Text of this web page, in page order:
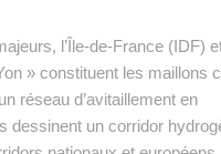
l’Île-de-France (IDF)
» constituent les maillons
réseau d’avitaillement en
dessinent un corridor